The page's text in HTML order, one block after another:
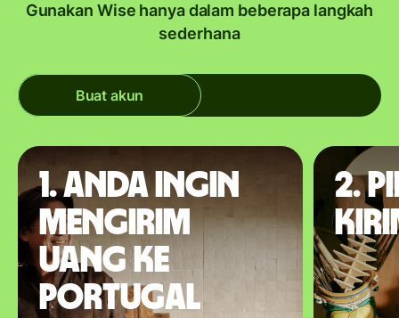
Gunakan Wise hanya dalam beberapa langkah
sederhana
Buat akun
1. Anda ingin
mengirim
uang ke
Portugal
2.